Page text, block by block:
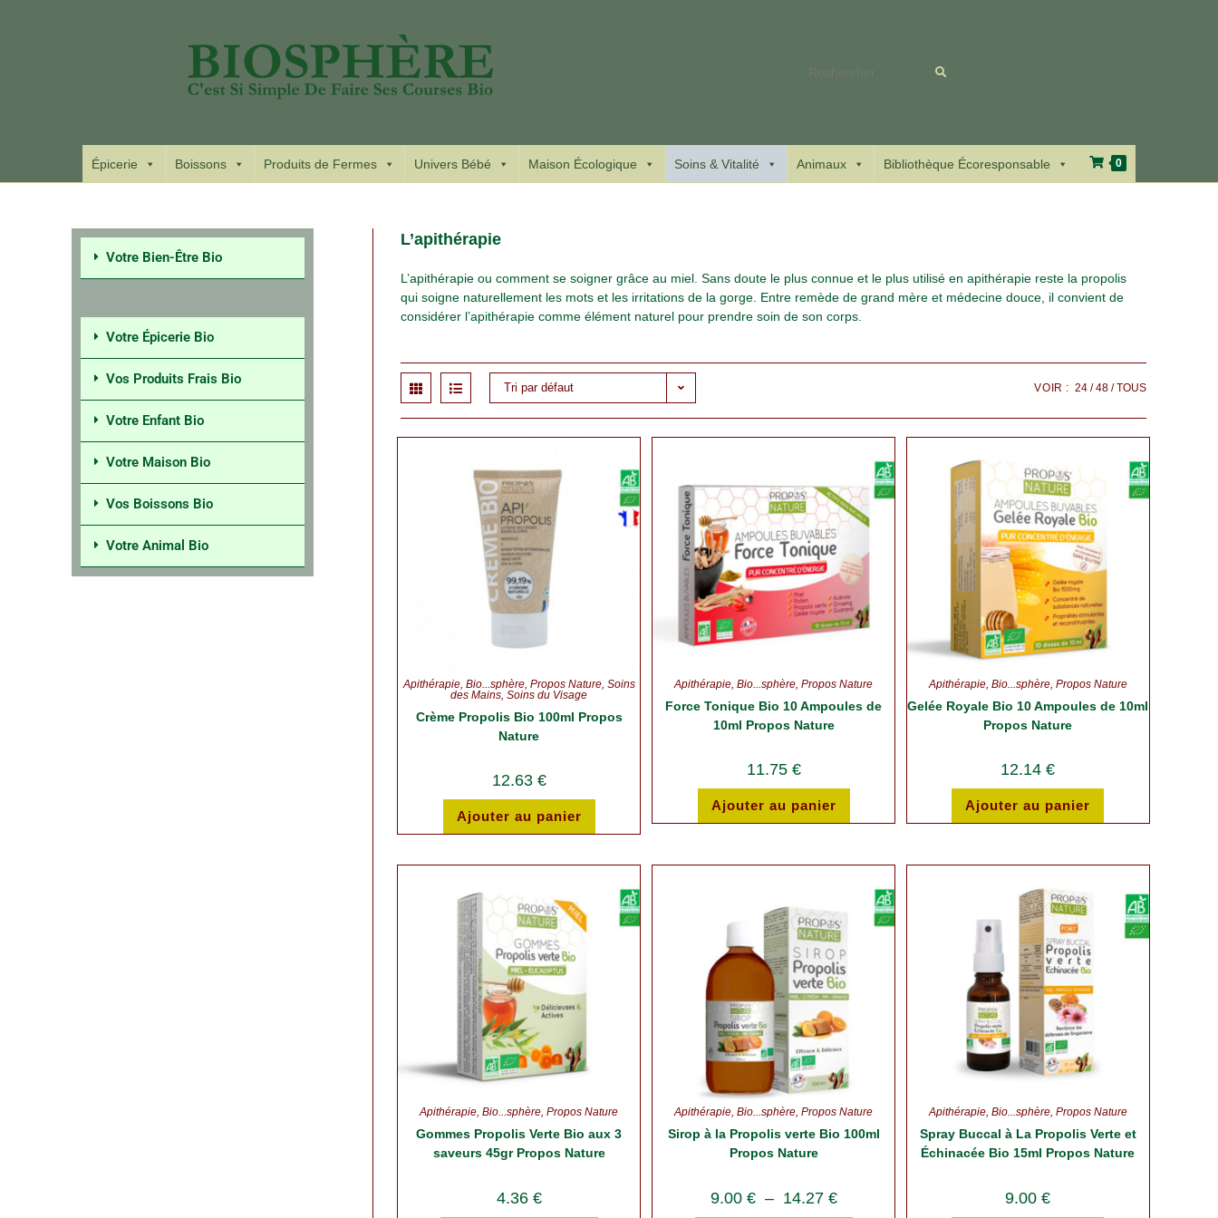
Rechercher
ce
site
Épicerie Boissons Produits de Fermes Univers Bébé Maison Écologique Soins & Vitalité Animaux Bibliothèque Écoresponsable 0
L’apithérapie
L’apithérapie ou comment se soigner grâce au miel. Sans doute le plus connue et le plus utilisé en apithérapie reste la propolis
qui soigne naturellement les mots et les irritations de la gorge. Entre remède de grand mère et médecine douce, il convient de
considérer l’apithérapie comme élément naturel pour prendre soin de son corps.
Tri par défaut VOIR : 24 48 TOUS
Apithérapie, Bio...sphère, Propos Nature, Soins
des Mains,Soins du Visage
Crème Propolis Bio 100ml Propos
Nature
12.63 €
Ajouter au panier
Apithérapie, Bio...sphère, Propos Nature
Force Tonique Bio 10 Ampoules de
10ml Propos Nature
11.75 €
Ajouter au panier
Apithérapie, Bio...sphère, Propos Nature
Gelée Royale Bio 10 Ampoules de 10ml
Propos Nature
12.14€
Ajouter au panier
Apithérapie,Bio...sphère,Propos Nature
Gommes Propolis Verte Bio aux 3
saveurs 45gr Propos Nature
4.36 €
Apithérapie, Bio...sphère, Propos Nature
Sirop à la Propolis verte Bio 100ml
Propos Nature
9.00 € – 14.27 €
Apithérapie, Bio...sphère, Propos Nature
Spray Buccal à La Propolis Verte et
Échinacée Bio 15ml Propos Nature
9.00€
Votre Bien-Être Bio
Votre Épicerie Bio
Vos Produits Frais Bio
Votre Enfant Bio
Votre Maison Bio
Vos Boissons Bio
Votre Animal Bio